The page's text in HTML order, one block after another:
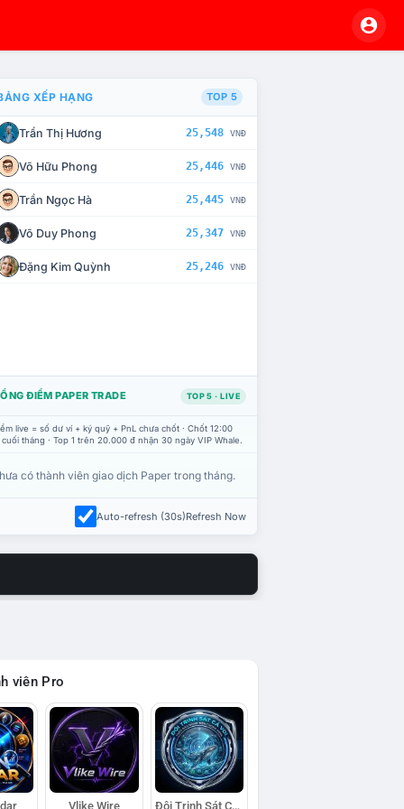
CHẾ TÀI XỬ LÝ VI PHẠM
XẾP HẠNG TOP 5
Trần Thị Hương 25,548 VNĐ
Võ Hữu Phong 25,446 VNĐ
Trần Ngọc Hà 25,445 VNĐ
Võ Duy Phong 25,347 VNĐ
Đặng Kim Quỳnh 25,246 VNĐ
ĐIỂM PAPER TRADE TOP 5 · LIVE
live = số dư ví + ký quỹ + PnL chưa chốt · Chốt 12:00
tháng · Top 1 trên 20.000 đ nhận 30 ngày VIP Whale.
có thành viên giao dịch Paper trong tháng.
Auto-refresh (30s)Refresh Now
viên Pro
Vlike Wire Đội Trinh Sát Cá Voi